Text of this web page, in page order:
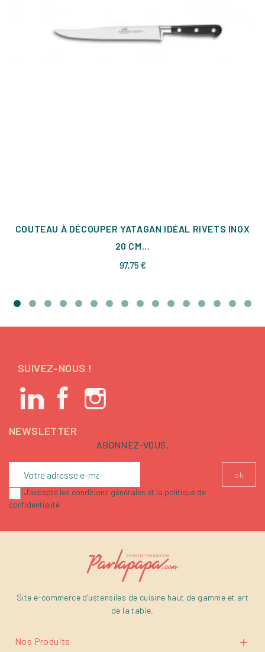
COUTEAU À DÉCOUPER YATAGAN IDÉAL RIVETS INOX
20 CM...
97,75 €Prix
SUIVEZ-NOUS !
NEWSLETTER
ABONNEZ-VOUS.
J'accepte les conditions générales et la politique de
confidentialité
Site e-commerce d'ustensiles de cuisine haut de gamme et art
de la table.
Nos Produits 